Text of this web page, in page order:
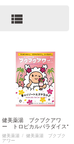
view_list
健美薬湯 ブクブクアワ
ー トロピカルパラダイス*
健美薬湯 健美薬湯 ブクブク
アワー